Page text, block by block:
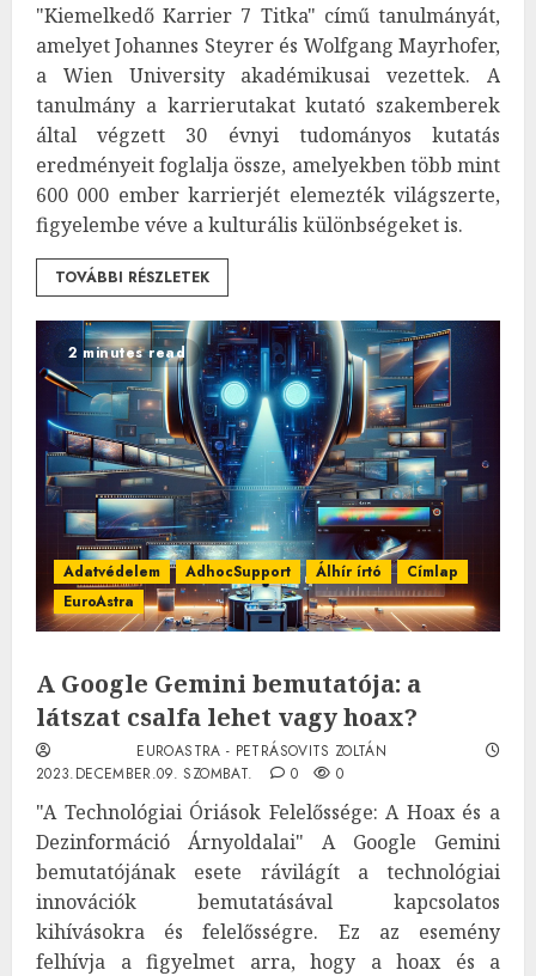
"Kiemelkedő Karrier 7 Titka" című tanulmányát,
amelyet Johannes Steyrer és Wolfgang Mayrhofer,
a Wien University akadémikusai vezettek. A
tanulmány a karrierutakat kutató szakemberek
által végzett 30 évnyi tudományos kutatás
eredményeit foglalja össze, amelyekben több mint
600 000 ember karrierjét elemezték világszerte,
figyelembe véve a kulturális különbségeket is.
TOVÁBBI RÉSZLETEK
2 minutes read
Adatvédelem AdhocSupport Álhír írtó
Címlap
EuroAstra
A Google Gemini bemutatója: a
látszat csalfa lehet vagy hoax?
EUROASTRA - PETRÁSOVITS ZOLTÁN
2023.DECEMBER.09. SZOMBAT.
0 0
"A Technológiai Óriások Felelőssége: A Hoax és a
Dezinformáció Árnyoldalai" A Google Gemini
bemutatójának esete rávilágít a technológiai
innovációk bemutatásával kapcsolatos
kihívásokra és felelősségre. Ez az esemény
felhívja a figyelmet arra, hogy a hoax és a